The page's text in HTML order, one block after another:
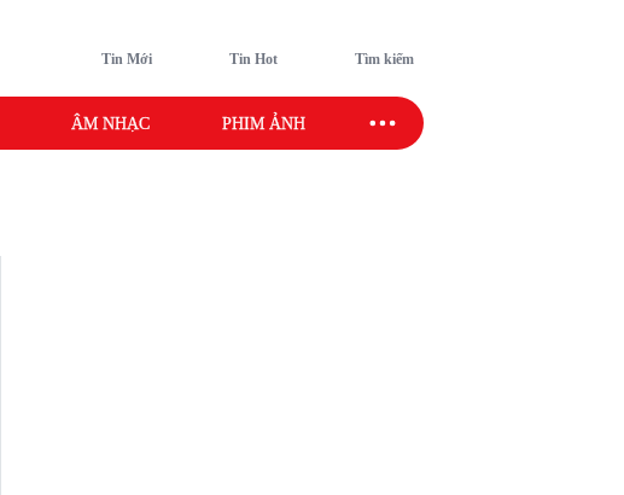
Tin Mới Tin Hot Tìm kiếm
ÂM NHẠC PHIM ẢNH SAO SPORT